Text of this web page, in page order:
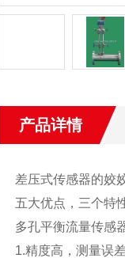
产品详情
差压式传感器的
五大优点，三个特
多孔平衡流量传感
1.精度高，测量误